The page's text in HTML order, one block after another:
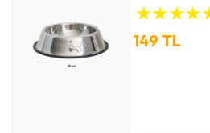
★★★★
149 TL